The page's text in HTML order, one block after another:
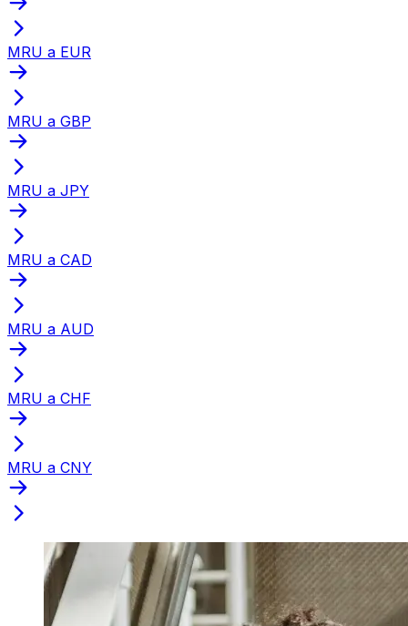
MRU a EUR
MRU a GBP
MRU a JPY
MRU a CAD
MRU a AUD
MRU a CHF
MRU a CNY